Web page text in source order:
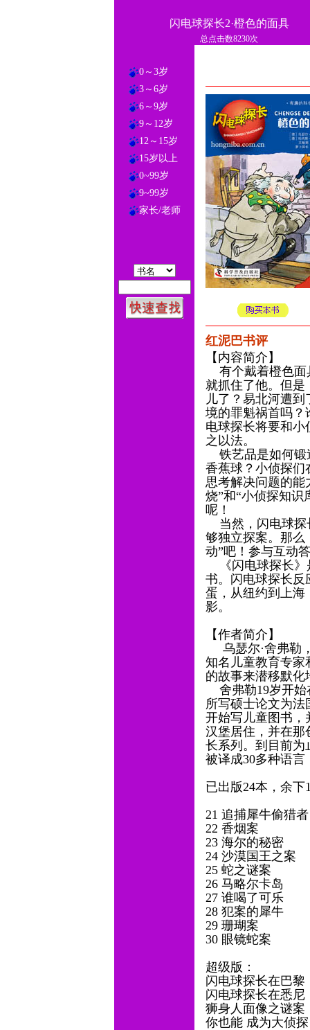
闪电球探长2·橙色的面具
总点击数8230次
0～3岁
3～6岁
6～9岁
9～12岁
12～15岁
15岁以上
0~99岁
9~99岁
家长/老师
红泥巴书评
【内容简介】
有个戴着橙色面
就抓住了他。但是
儿了？易北河遭
境的罪魁祸首吗？
电球探长将要和
之以法。
铁艺品是如何锻
香蕉球？小侦探们
思考解决问题的能
烧”和“小侦探知识
呢！
当然，闪电球探
够独立探案。那么
动”吧！参与互动
《闪电球探长》
书。闪电球探长反
蛋，从纽约到上海
影。
【作者简介】
乌瑟尔·舍弗勒
知名儿童教育专家
的故事来潜移默
舍弗勒19岁开始
所写硕士论文为法
开始写儿童图书，
汉堡居住，并在那
长系列。到目前为
被译成30多种语
已出版24本，余
21 追捕犀牛偷猎
22 香烟案
23 海尔的秘密
24 沙漠国王之案
25 蛇之谜案
26 马略尔卡岛
27 谁喝了可乐
28 犯案的犀牛
29 珊瑚案
30 眼镜蛇案
超级版：
闪电球探长在巴黎
闪电球探长在悉尼
狮身人面像之谜案
你也能 成为大侦探